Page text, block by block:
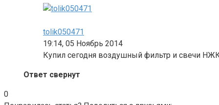
tolik050471
19:14, 05 Ноябрь 2014
Купил сегодня воздушный фильтр и свечи
Ответ свернут
0